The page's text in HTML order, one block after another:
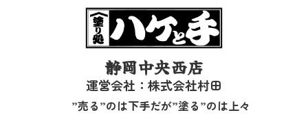
静岡中央西店
運営会社：株式会社村田
”売る”のは下手だが”塗る”のは上々